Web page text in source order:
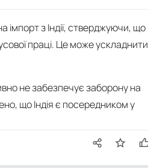
з Індії, стверджуючи, що
праці. Це може ускладнити
не забезпечує заборону на
що Індія є посередником у